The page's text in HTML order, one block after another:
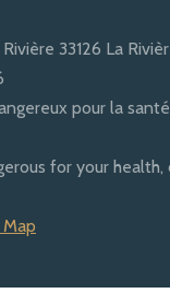
33126 La
pour la
for your health,